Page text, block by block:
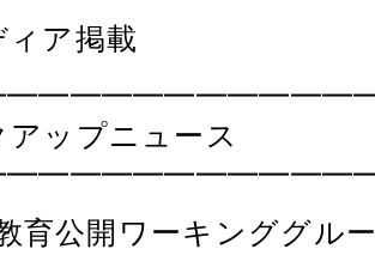
ィア掲載
アップニュース
育公開ワーキンググル